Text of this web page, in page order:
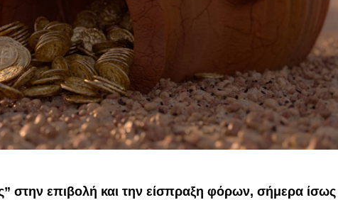
στην επιβολή και την είσπραξη φόρων, σήμερα